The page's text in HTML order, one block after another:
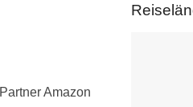
Amazon